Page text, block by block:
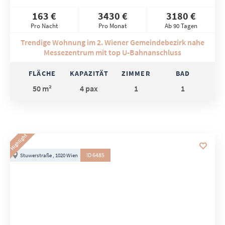
163 €
Pro Nacht
3430 €
Pro Monat
3180 €
Ab 90 Tagen
Trendige Wohnung im 2. Wiener Gemeindebezirk nahe
Messezentrum mit top U-Bahnanschluss
FLÄCHE
50 m²
KAPAZITÄT
4 pax
ZIMMER
1
BAD
1
Highlight
Stuwerstraße , 1020 Wien ID 6485